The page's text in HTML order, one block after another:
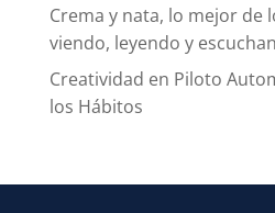
Crema y nata, lo mejor de
viendo, leyendo y
Creatividad en Piloto
los Hábitos